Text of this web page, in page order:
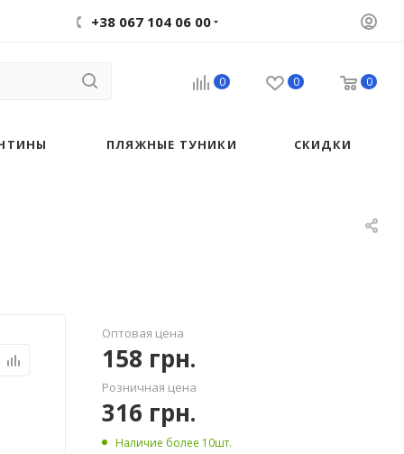
+38 067 104 06 00
0 0 0
ПЛЯЖНЫЕ ТУНИКИ СКИДКИ
Оптовая цена
158 грн.
Розничная цена
316 грн.
Наличие более 10шт.